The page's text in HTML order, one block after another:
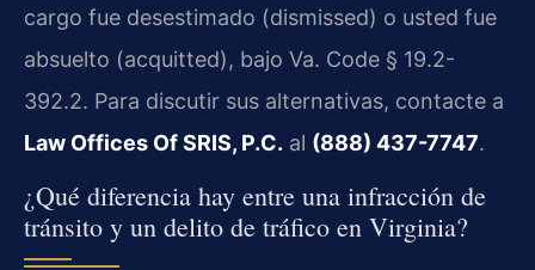
cargo fue desestimado (dismissed) o usted fue
absuelto (acquitted), bajo Va. Code § 19.2-
392.2. Para discutir sus alternativas, contacte a
Law Offices Of SRIS, P.C. al (888) 437-7747.
¿Qué diferencia hay entre una infracción de
tránsito y un delito de tráfico en Virginia?